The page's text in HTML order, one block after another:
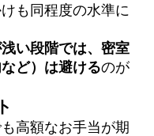
も同程度の水準に
い段階では、密室
ど）は避けるのが
高額なお手当が期